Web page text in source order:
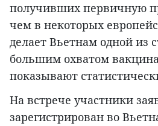
получивших первичную
чем в некоторых
делает Вьетнам одной из
большим охватом
показывают
На встрече участники
зарегистрирован во